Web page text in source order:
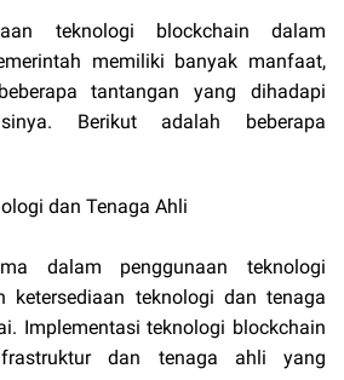
teknologi blockchain dalam
memiliki banyak manfaat,
tantangan yang dihadapi
Berikut adalah beberapa
dan Tenaga Ahli
dalam penggunaan teknologi
ketersediaan teknologi dan tenaga
Implementasi teknologi blockchain
dan tenaga ahli yang